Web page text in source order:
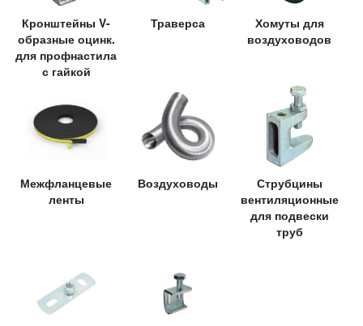
Кронштейны V-
образные оцинк.
для профнастила
с гайкой
Траверса
Хомуты для
воздуховодов
Межфланцевые
ленты
Воздуховоды
Струбцины
вентиляционные
для подвески
труб